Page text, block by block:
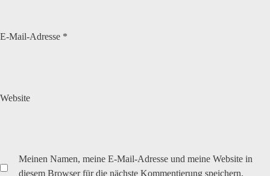
E-Mail-Adresse *
Website
Meinen Namen, meine E-Mail-Adresse und meine Website in
diesem Browser für die nächste Kommentierung speichern.